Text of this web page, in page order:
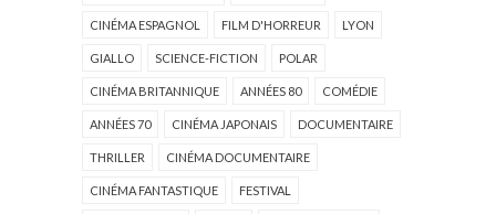
CINÉMA ESPAGNOL FILM D'HORREUR LYON
GIALLO SCIENCE-FICTION POLAR
CINÉMA BRITANNIQUE ANNÉES 80 COMÉDIE
ANNÉES 70 CINÉMA JAPONAIS DOCUMENTAIRE
THRILLER CINÉMA DOCUMENTAIRE
CINÉMA FANTASTIQUE FESTIVAL